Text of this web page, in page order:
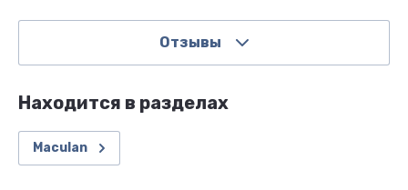
Отзывы
Находится в разделах
Maculan